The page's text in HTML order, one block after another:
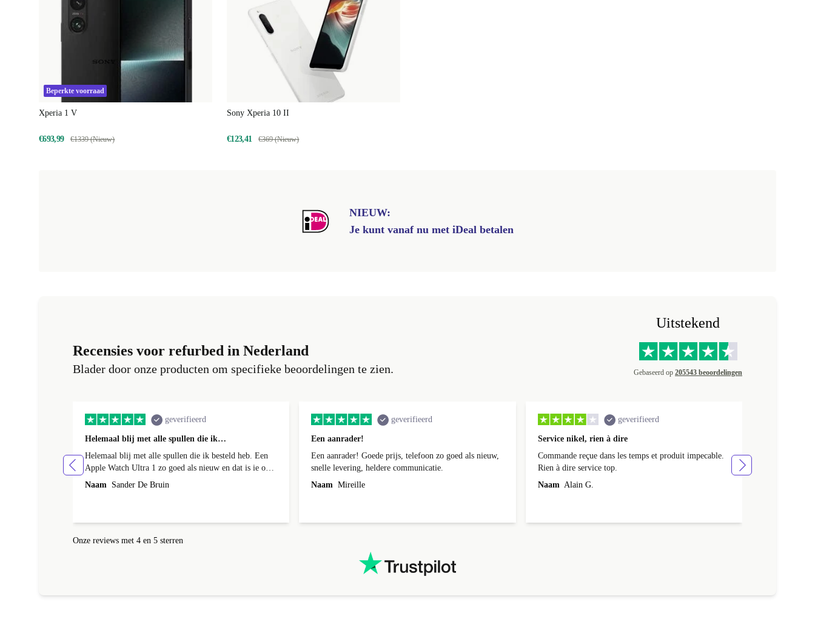
Beperkte voorraad
Xperia 1 V
€693,99 €1339 (Nieuw)
Sony Xperia 10 II
€123,41 €369 (Nieuw)
NIEUW:
Je kunt vanaf nu met iDeal betalen
Recensies voor refurbed in Nederland
Blader door onze producten om specifieke beoordelingen te zien.
Uitstekend
Gebaseerd op 205543 beoordelingen
geverifieerd
Helemaal blij met alle spullen die ik…
Helemaal blij met alle spullen die ik besteld heb. Een
Apple Watch Ultra 1 zo goed als nieuw en dat is ie ook
echt. Batterij helemaal in orde en de behuizing had een
onderscheiden van een gloednieuwe uit de verpakking.
Naam Sander De Bruin
geverifieerd
Een aanrader!
Een aanrader! Goede prijs, telefoon zo goed als nieuw,
snelle levering, heldere communicatie.
Naam Mireille
geverifieerd
Service nikel, rien à dire
Commande reçue dans les temps et produit impecable.
Rien à dire service top.
Naam Alain G.
Onze reviews met 4 en 5 sterren